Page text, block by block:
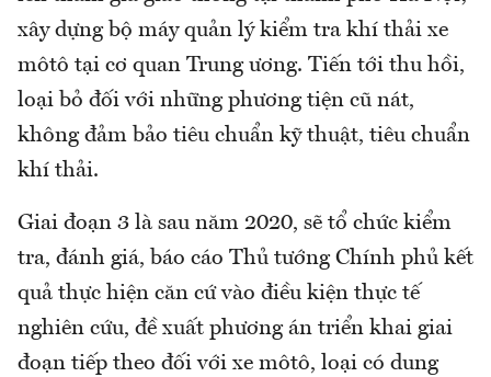
xây dựng bộ máy quản lý kiểm tra khí thải xe
môtô tại cơ quan Trung ương. Tiến tới thu hồi,
loại bỏ đối với những phương tiện cũ nát,
không đảm bảo tiêu chuẩn kỹ thuật, tiêu chuẩn
khí thải.
Giai đoạn 3 là sau năm 2020, sẽ tổ chức kiểm
tra, đánh giá, báo cáo Thủ tướng Chính phủ kết
quả thực hiện căn cứ vào điều kiện thực tế
nghiên cứu, đề xuất phương án triển khai giai
đoạn tiếp theo đối với xe môtô, loại có dung